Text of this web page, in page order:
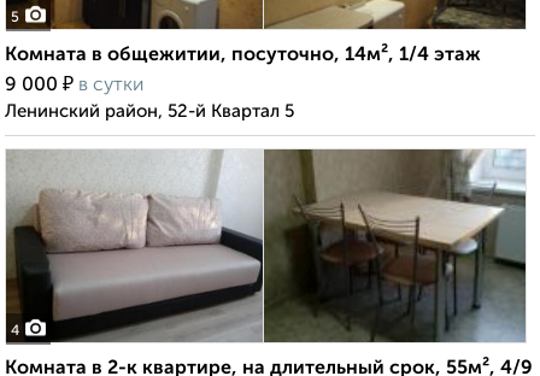
5
Комната в общежитии, посуточно, 14м², 1/4 этаж
9 000 ₽ в сутки
Ленинский район, 52-й Квартал 5
4
Комната в 2-к квартире, на длительный срок, 55м², 4/9